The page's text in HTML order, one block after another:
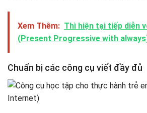
Xem Thêm: Thì hiện tại tiếp diễn
(Present Progressive with
Chuẩn bị các công cụ viết đầy đủ